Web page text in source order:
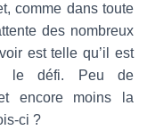
comme dans toute
des nombreux
est telle qu’il est
le défi. Peu de
encore moins la
ci ?